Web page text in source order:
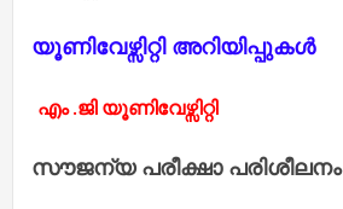
യൂണിവേഴ്സിറ്റി അറിയിപ്പുകൾ
എം .ജി യൂണിവേഴ്സിറ്റി
സൗജന്യ പരീക്ഷാ പരിശീലനം